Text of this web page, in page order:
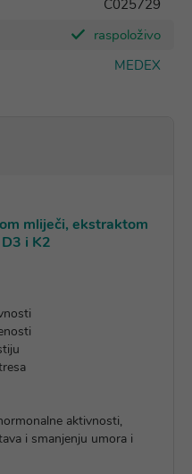
C025729
raspoloživo
MEDEX
mliječi, ekstraktom
i K2
aktivnosti,
i smanjenju umora i